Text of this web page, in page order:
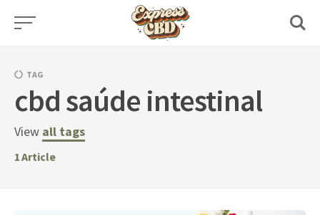
Skip
TAG
cbd saúde intestinal
View all tags
1Article